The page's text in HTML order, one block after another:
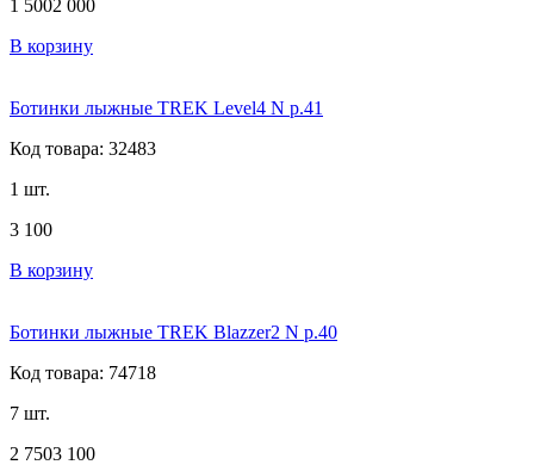
1 5002 000
В корзину
Ботинки лыжные TREK Level4 N р.41
Код товара: 32483
1 шт.
3 100
В корзину
Ботинки лыжные TREK Blazzer2 N р.40
Код товара: 74718
7 шт.
2 7503 100